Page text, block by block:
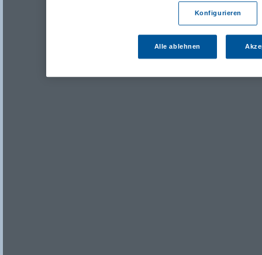
Konfigurieren
Alle ablehnen